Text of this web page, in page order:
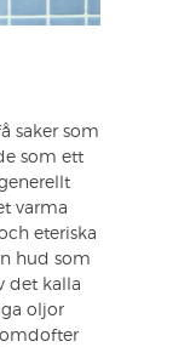
saker som
som ett
varma
eteriska
hud som
det kalla
oljor